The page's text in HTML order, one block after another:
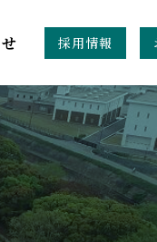
採用情報